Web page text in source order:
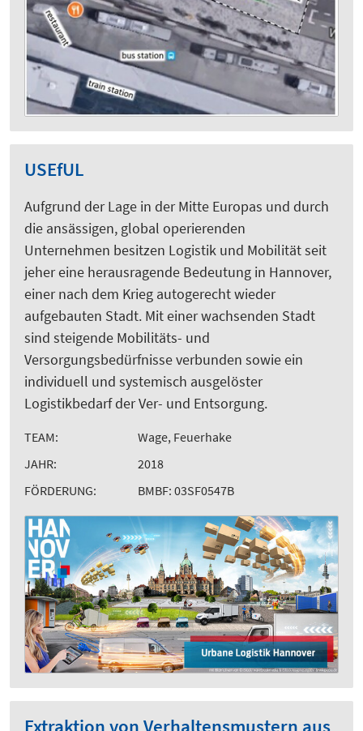
USEfUL
Aufgrund der Lage in der Mitte Europas und durch
die ansässigen, global operierenden
Unternehmen besitzen Logistik und Mobilität seit
jeher eine herausragende Bedeutung in Hannover,
einer nach dem Krieg autogerecht wieder
aufgebauten Stadt. Mit einer wachsenden Stadt
sind steigende Mobilitäts- und
Versorgungsbedürfnisse verbunden sowie ein
individuell und systemisch ausgelöster
Logistikbedarf der Ver- und Entsorgung.
TEAM:
Wage, Feuerhake
JAHR:
2018
FÖRDERUNG:
BMBF: 03SF0547B
Extraktion von Verhaltensmustern aus